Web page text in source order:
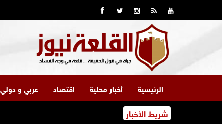
الرئيسية أخبار محلية اقتصاد عربي و دولي
شريط الأخبار